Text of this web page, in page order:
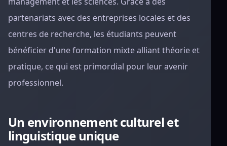
partenariats avec des entreprises locales et des
centres de recherche, les étudiants peuvent
bénéficier d'une formation mixte alliant théorie et
pratique, ce qui est primordial pour leur avenir
professionnel.
Un environnement culturel et
linguistique unique